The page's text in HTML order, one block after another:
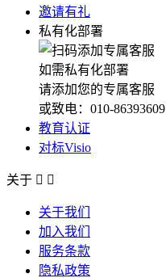
邀请有礼
私有化部署
如需私有化部署
请添加您的专属客服
或致电：010-86393609
教育认证
对标Visio
关于  
关于我们
加入我们
服务条款
隐私政策